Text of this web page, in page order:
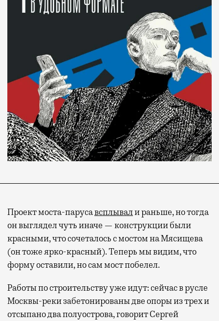
Проект моста-парусавсплывали раньше, но тогда
он выглядел чуть иначе — конструкции были
красными, что сочеталось с мостом на Мясищева
(он тоже ярко-красный). Теперь мы видим, что
форму оставили, но сам мост побелел.
Работы по строительству уже идут: сейчас в русле
Москвы-реки забетонированы две опоры из трех и
отсыпано два полуострова, говорит Сергей